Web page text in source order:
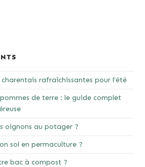
rafraîchissantes pour l’été
de terre : le guide complet
oignons au potager ?
sol en permaculture ?
bac à compost ?